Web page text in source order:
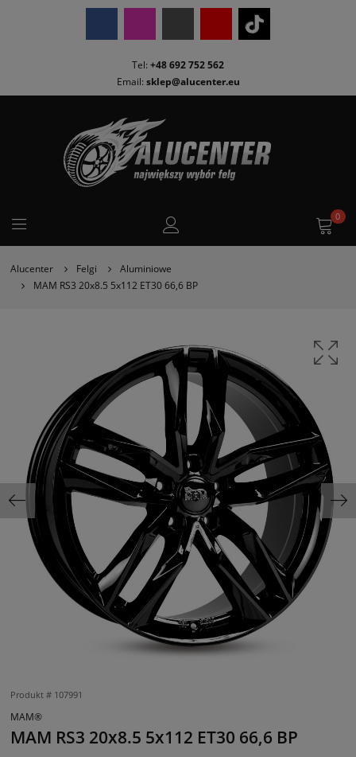
Tel: +48 692 752 562
Email: sklep@alucenter.eu
0
Alucenter Felgi
Aluminiowe
MAM RS3 20x8.5 5x112 ET30 66,6 BP
Produkt # 107991
MAM®
MAM RS3 20x8.5 5x112 ET30 66,6 BP